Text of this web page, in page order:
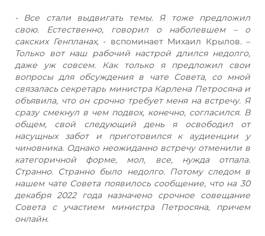
- Все стали выдвигать темы. Я тоже предложил
свою. Естественно, говорил о наболевшем – о
сакских Генпланах, - вспоминает Михаил Крылов. –
Только вот наш рабочий настрой длился недолго,
даже уж совсем. Как только я предложил свои
вопросы для обсуждения в чате Совета, со мной
связалась секретарь министра Карлена Петросяна и
объявила, что он срочно требует меня на встречу. Я
сразу смекнул в чем подвох, конечно, согласился. В
общем, свой следующий день я освободил от
насущных забот и приготовился к аудиенции у
чиновника. Однако неожиданно встречу отменили в
категоричной форме, мол, все, нужда отпала.
Странно. Странно было недолго. Потому следом в
нашем чате Совета появилось сообщение, что на 30
декабря 2022 года назначено срочное совещание
Совета с участием министра Петросяна, причем
онлайн.